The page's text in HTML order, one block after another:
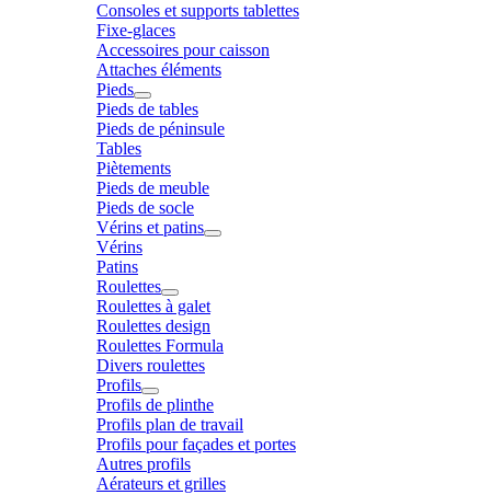
Consoles et supports tablettes
Fixe-glaces
Accessoires pour caisson
Attaches éléments
Pieds
Pieds de tables
Pieds de péninsule
Tables
Piètements
Pieds de meuble
Pieds de socle
Vérins et patins
Vérins
Patins
Roulettes
Roulettes à galet
Roulettes design
Roulettes Formula
Divers roulettes
Profils
Profils de plinthe
Profils plan de travail
Profils pour façades et portes
Autres profils
Aérateurs et grilles